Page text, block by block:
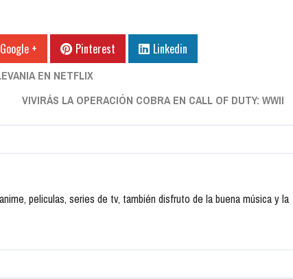
Google + Pinterest Linkedin
EN NETFLIX
VIVIRÁS LA OPERACIÓN COBRA EN CALL OF DUTY: WWII
peliculas, series de tv, también disfruto de la buena música y la